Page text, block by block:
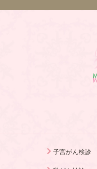
子宮がん検診